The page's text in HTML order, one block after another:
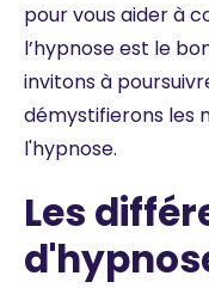
pour vous aider à
l’hypnose est le
invitons à
démystifierons les
l'hypnose.
Les